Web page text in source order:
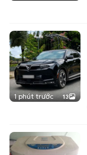
1 phút trước 13